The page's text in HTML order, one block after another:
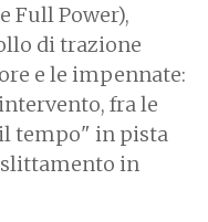
Full Power),
di trazione
e le impennate:
fra le
tempo" in pista
in